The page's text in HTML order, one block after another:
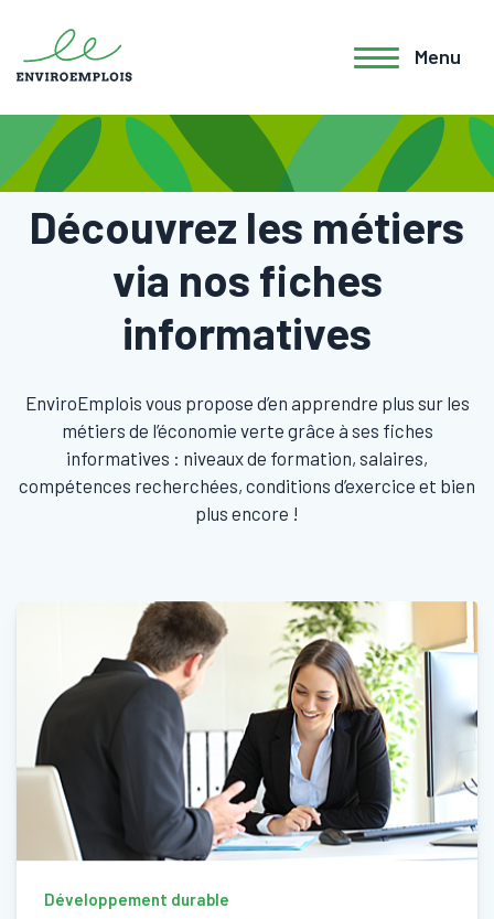
Menu
Découvrez les métiers
via nos fiches
informatives
EnviroEmplois vous propose d’en apprendre plus sur les
métiers de l’économie verte grâce à ses fiches
informatives : niveaux de formation, salaires,
compétences recherchées, conditions d’exercice et bien
plus encore !
Développement durable